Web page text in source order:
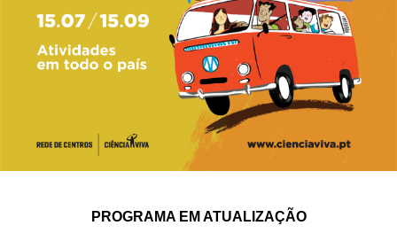
PROGRAMA EM ATUALIZAÇÃO